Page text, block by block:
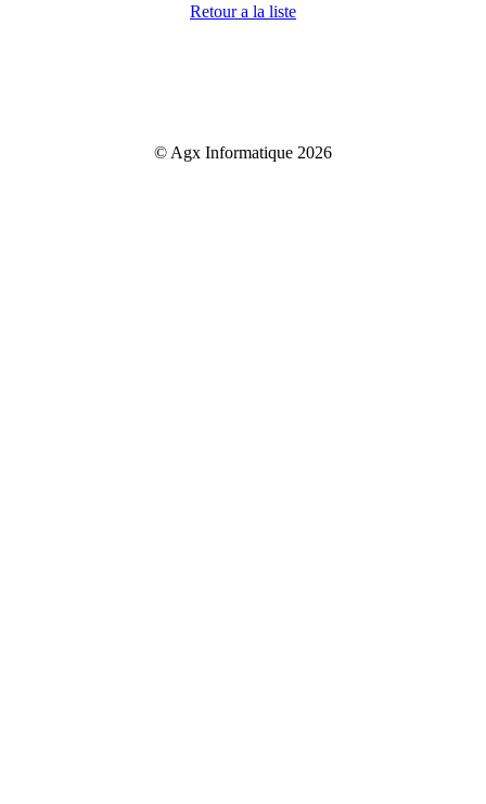
Retour a la liste
© Agx Informatique 2026